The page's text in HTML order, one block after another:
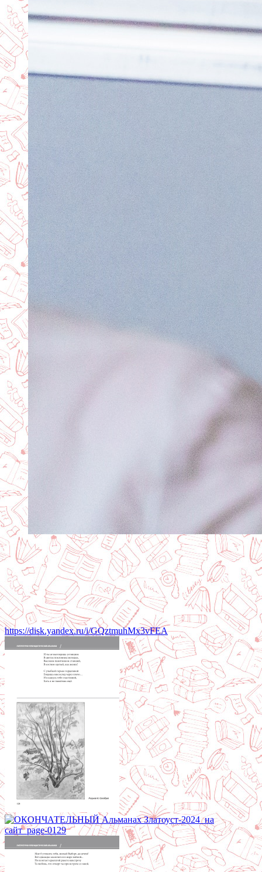
https://disk.yandex.ru/i/GQztmuhMx3vFEA